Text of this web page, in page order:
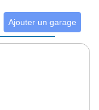
Ajouter un garage